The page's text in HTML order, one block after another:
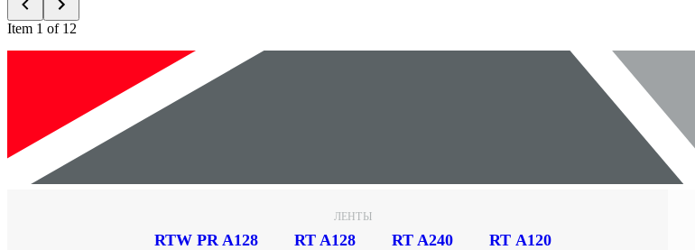
Item 1 of 12
ЛЕНТЫ
RTW PR A128 RT A128 RT A240 RT А120